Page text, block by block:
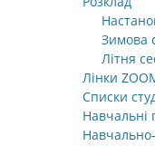
Зимова
Літня
Лінки
Списки
Навчальні